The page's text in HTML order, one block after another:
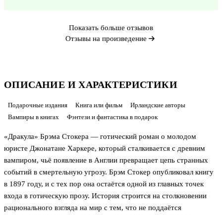
ОПИСАНИЕ И ХАРАКТЕРИСТИКИ
Подарочные издания Книга или фильм
Ирландские авторы
Вампиры в книгах
Фэнтези и фантастика в подарок
«Дракула» Брэма Стокера — готический роман о молодом
юристе Джонатане Харкере, который сталкивается с древним
вампиром, чьё появление в Англии превращает цепь странных
событий в смертельную угрозу. Брэм Стокер опубликовал книгу
в 1897 году, и с тех пор она остаётся одной из главных точек
входа в готическую прозу. История строится на столкновении
рационального взгляда на мир с тем, что не поддаётся
Показать больше отзывов
Отзывы на произведение